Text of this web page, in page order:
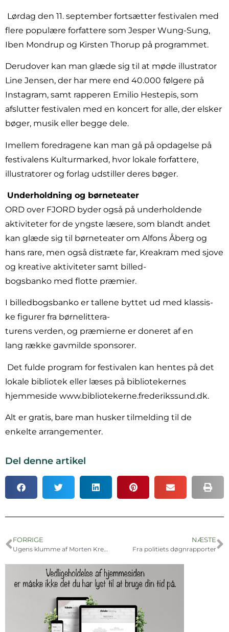
Lørdag den 11. september fortsætter festivalen med
flere populære forfattere som Jesper Wung-Sung,
Iben Mondrup og Kirsten Thorup på programmet.
Derudover kan man glæde sig til at møde illustrator
Line Jensen, der har mere end 40.000 følgere på
Instagram, samt rapperen Emilio Hestepis, som
afslutter festivalen med en koncert for alle, der elsker
bøger, musik eller begge dele.
Imellem foredragene kan man gå på opdagelse på
festivalens Kulturmarked, hvor lokale forfattere,
illustratorer og forlag udstiller deres bøger.
Underholdning og børneteater
ORD over FJORD byder også på underholdende
aktiviteter for de yngste læsere, som blandt andet
kan glæde sig til børneteater om Alfons Åberg og
hans rare, men også distræte far, Kreakram med sjove
og kreative aktiviteter samt billed-
bogsbanko med flotte præmier.
I billedbogsbanko er tallene byttet ud med klassis-
ke figurer fra børnelittera-
turens verden, og præmierne er doneret af en
lang række gavmilde sponsorer.
Det fulde program for festivalen kan hentes på det
lokale bibliotek eller læses på bibliotekernes
hjemmeside www.bibliotekerne.frederikssund.dk.
Alt er gratis, bare man husker tilmelding til de
enkelte arrangementer.
Del denne artikel
FORRIGE
Ugens klumme af Morten Kremmer
NÆSTE
Fra politiets døgnrapporter